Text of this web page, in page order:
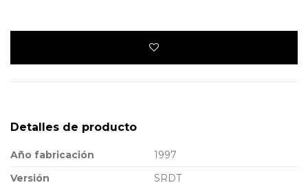
Detalles de producto
Año fabricación
1997
Versión
SRDT